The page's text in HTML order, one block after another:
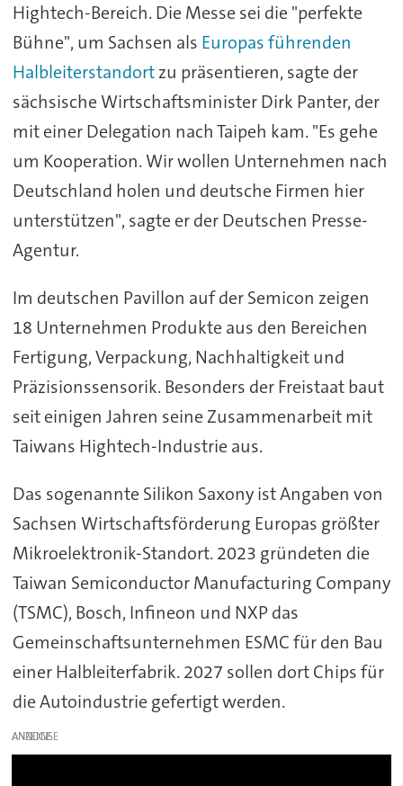
Hightech-Bereich. Die Messe sei die "perfekte
Bühne", um Sachsen als Europas führenden
Halbleiterstandortzu präsentieren, sagte der
sächsische Wirtschaftsminister Dirk Panter, der
mit einer Delegation nach Taipeh kam. "Es gehe
um Kooperation. Wir wollen Unternehmen nach
Deutschland holen und deutsche Firmen hier
unterstützen", sagte er der Deutschen Presse-
Agentur.
Im deutschen Pavillon auf der Semicon zeigen
18 Unternehmen Produkte aus den Bereichen
Fertigung, Verpackung, Nachhaltigkeit und
Präzisionssensorik. Besonders der Freistaat baut
seit einigen Jahren seine Zusammenarbeit mit
Taiwans Hightech-Industrie aus.
Das sogenannte Silikon Saxony ist Angaben von
Sachsen Wirtschaftsförderung Europas größter
Mikroelektronik-Standort. 2023 gründeten die
Taiwan Semiconductor Manufacturing Company
(TSMC), Bosch, Infineon und NXP das
Gemeinschaftsunternehmen ESMC für den Bau
einer Halbleiterfabrik. 2027 sollen dort Chips für
die Autoindustrie gefertigt werden.
ANZEIGE